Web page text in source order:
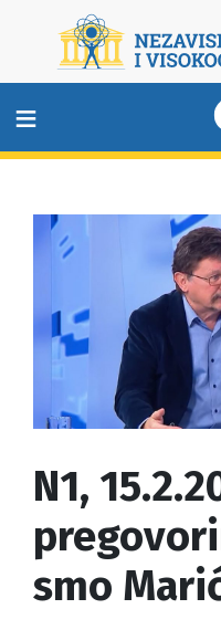
≡
N1,
smo